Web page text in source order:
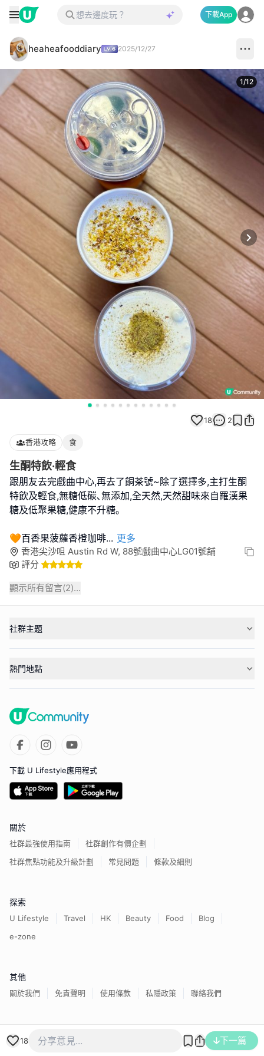
下載App
heaheafooddiary 2025/12/27
1/12
18 2
香港攻略 食
生酮特飲·輕食
跟朋友去完戲曲中心,再去了餇茶號~除了選擇多,主打生酮
特飲及輕食,無糖低碳､無添加,全天然,天然甜味來自羅漢果
糖及低聚果糖,健康不升糖｡
🧡百香果菠蘿香橙咖啡... 更多
香港尖沙咀 Austin Rd W, 88號戲曲中心LG01號舖
評分
顯示所有留言(2)...
18 下一篇
社群主題
熱門地點
下載 U Lifestyle應用程式
關於
社群最強使用指南
社群創作有價企劃
社群焦點功能及升級計劃
常見問題 條款及細則
探索
U Lifestyle Travel HK Beauty Food
Blog
e-zone
其他
關於我們 免責聲明 使用條款 私隱政策 聯絡我們
香港經濟日報版權所有©